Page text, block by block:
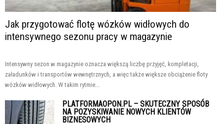
Jak przygotować flotę wózków widłowych do
intensywnego sezonu pracy w magazynie
Intensywny sezon w magazynie oznacza większą liczbę przyjęć, kompletacji,
załadunków i transportów wewnętrznych, a więc także większe obciążenie floty
wózków widłowych. W takim rytmie...
PLATFORMAOPON.PL – SKUTECZNY SPOSÓB
NA POZYSKIWANIE NOWYCH KLIENTÓW
BIZNESOWYCH